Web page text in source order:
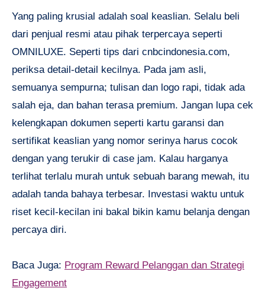
Yang paling krusial adalah soal keaslian. Selalu beli
dari penjual resmi atau pihak terpercaya seperti
OMNILUXE. Seperti tips dari cnbcindonesia.com,
periksa detail-detail kecilnya. Pada jam asli,
semuanya sempurna; tulisan dan logo rapi, tidak ada
salah eja, dan bahan terasa premium. Jangan lupa cek
kelengkapan dokumen seperti kartu garansi dan
sertifikat keaslian yang nomor serinya harus cocok
dengan yang terukir di case jam. Kalau harganya
terlihat terlalu murah untuk sebuah barang mewah, itu
adalah tanda bahaya terbesar. Investasi waktu untuk
riset kecil-kecilan ini bakal bikin kamu belanja dengan
percaya diri.
Baca Juga: Program Reward Pelanggan dan Strategi
Engagement